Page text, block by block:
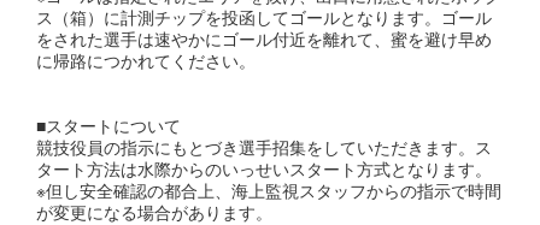
ス（箱）に計測チップを投函してゴールとなります。ゴール
をされた選手は速やかにゴール付近を離れて、蜜を避け早め
に帰路につかれてください。
■​スタートについて
競技役員の指示にもとづき選手招集をしていただきます。ス
タート方法は水際からのいっせいスタート方式となります。
※但し安全確認の都合上、海上監視スタッフからの指示で時間
が変更になる場合があります。